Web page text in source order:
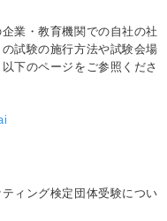
業・教育機関での自社の社
試験の施行方法や試験会場
下のページをご参照くださ
ィング検定団体受験につい